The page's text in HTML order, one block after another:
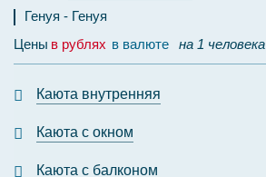
Генуя
Генуя
Цены в рублях в валюте на 1 человека
Каюта внутренняя
Каюта с окном
Каюта с балконом